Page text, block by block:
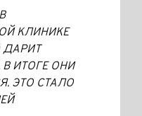
КЛИНИКЕ
ДАРИТ
ИТОГЕ ОНИ
ЭТО СТАЛО